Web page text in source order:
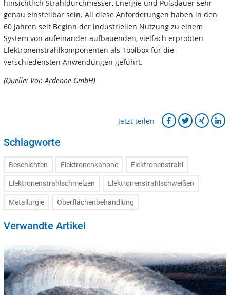
hinsichtlich Strahldurchmesser, Energie und Pulsdauer sehr
genau einstellbar sein. All diese Anforderungen haben in den
60 Jahren seit Beginn der industriellen Nutzung zu einem
System von aufeinander aufbauenden, vielfach erprobten
Elektronenstrahlkomponenten als Toolbox für die
verschiedensten Anwendungen geführt.
(Quelle: Von Ardenne GmbH)
Jetzt teilen
Schlagworte
Beschichten Elektronenkanone Elektronenstrahl
Elektronenstrahlschmelzen Elektronenstrahlschweißen
Metallurgie Oberflächenbehandlung
Verwandte Artikel